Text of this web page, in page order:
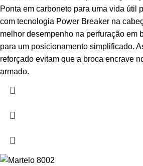
Ponta em carboneto para uma vida útil
com tecnologia Power Breaker na
melhor desempenho na perfuração em
para um posicionamento simplificado.
reforçado evitam que a broca encrave
armado.